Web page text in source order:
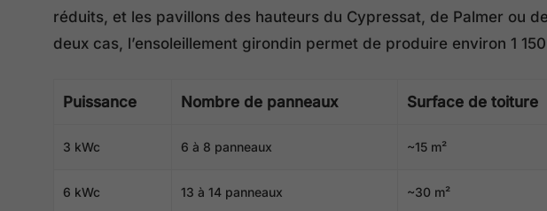
réduits, et les pavillons des hauteurs du Cypressat, de Palmer ou
deux cas, l’ensoleillement girondin permet de produire environ 1
Puissance Nombre de panneaux Surface de toiture
3 kWc 6 à 8 panneaux ~15 m²
6 kWc 13 à 14 panneaux ~30 m²